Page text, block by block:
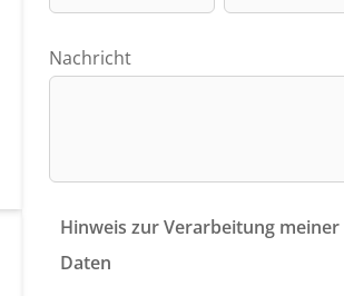
Nachricht
Hinweis zur Verarbeitung
Daten